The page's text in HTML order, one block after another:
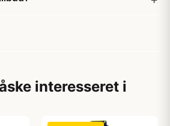
interesseret i